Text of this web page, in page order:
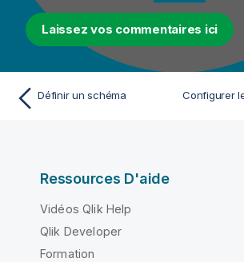
Laissez vos commentaires ici
Définir un schéma
Ressources D'aide
Vidéos Qlik Help
Qlik Developer
Formation